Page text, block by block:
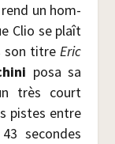
un hom­
Clio se plaît
son titreEric
posa sa
très court
pistes entre
secondes